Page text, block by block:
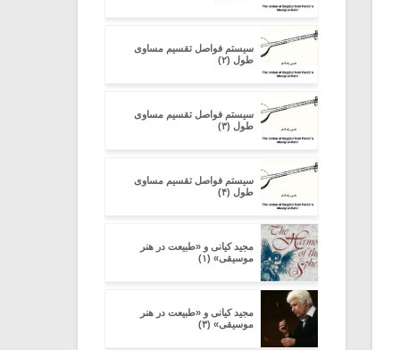
سیستم فواصل تقسیم مساوی
طول (۲)
سیستم فواصل تقسیم مساوی
طول (۳)
سیستم فواصل تقسیم مساوی
طول (۴)
مجید کیانی و «طبیعت در هنر
موسیقی» (۱)
مجید کیانی و «طبیعت در هنر
موسیقی» (۳)